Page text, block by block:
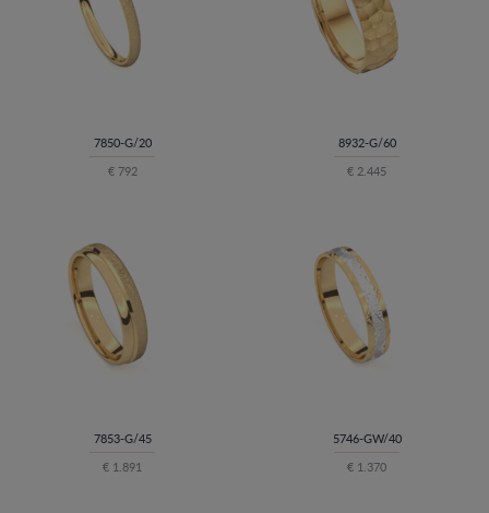
7850-G/20
€ 792
8932-G/60
€ 2.445
7853-G/45
€ 1.891
5746-GW/40
€ 1.370